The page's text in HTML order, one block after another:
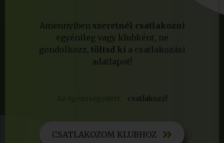
Amennyiben szeretnél csatlakozni
egyénileg vagy klubként, ne
gondolkozz, töltsd ki a csatlakozási
adatlapot!
csatlakozz!
CSATLAKOZOM KLUBHOZ